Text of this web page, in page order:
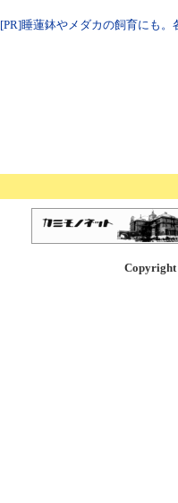
[PR]睡蓮鉢やメダカの飼育にも。
Copyright